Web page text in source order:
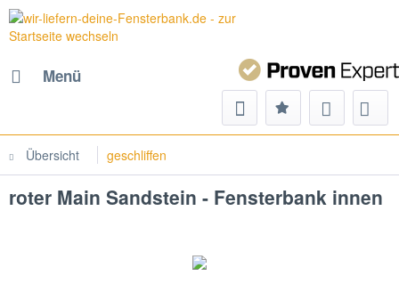
Menü
Übersicht geschliffen
roter Main Sandstein - Fensterbank innen